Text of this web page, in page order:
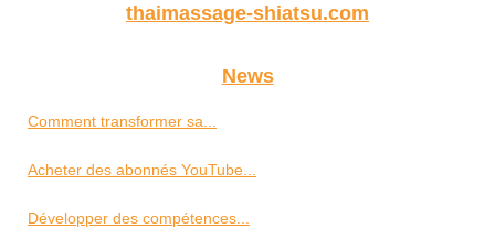
thaimassage-shiatsu.com
News
Comment transformer sa...
Acheter des abonnés YouTube...
Développer des compétences...